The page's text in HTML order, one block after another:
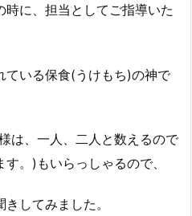
に、担当としてご指導いた
ている保食(うけもち)の神で
は、一人、二人と数えるので
。)もいらっしゃるので、
してみました。